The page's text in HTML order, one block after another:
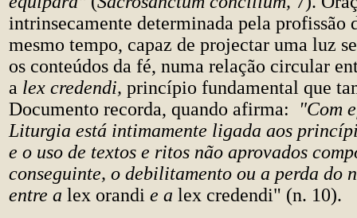
intrinsecamente determinada pela profissão
mesmo tempo, capaz de projectar uma luz
os conteúdos da fé, numa relação circular
a lex credendi, princípio fundamental que
Documento recorda, quando afirma:
"Com
Liturgia está intimamente ligada aos
e o uso de textos e ritos não aprovados
conseguinte, o debilitamento ou a perda do
entre a lex orandi e a lex credendi" (n. 10).